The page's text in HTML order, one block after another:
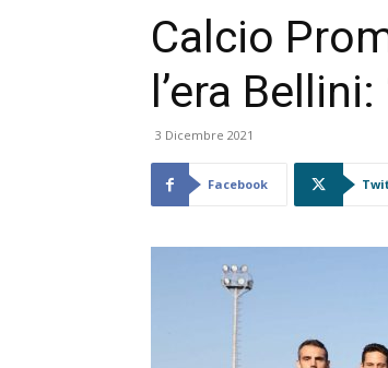
Calcio
l’era
3 Dicembre 2021
Facebook